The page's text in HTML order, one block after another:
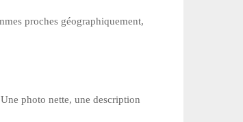
proches géographiquement,
photo nette, une description